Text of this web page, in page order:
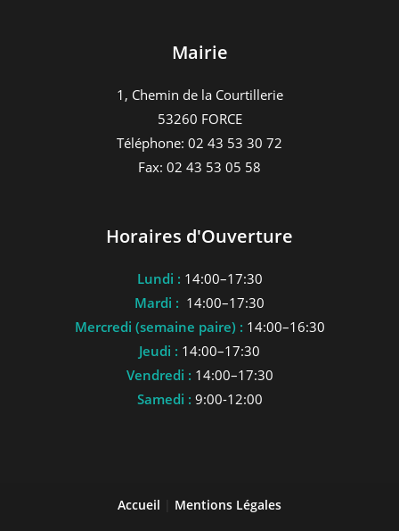
Mairie
1, Chemin de la Courtillerie
53260 FORCE
Téléphone: 02 43 53 30 72
Fax: 02 43 53 05 58
Horaires d'Ouverture
Lundi : 14:00–17:30
Mardi : 14:00–17:30
Mercredi (semaine paire) : 14:00–16:30
Jeudi : 14:00–17:30
Vendredi : 14:00–17:30
Samedi : 9:00-12:00
Accueil Mentions Légales